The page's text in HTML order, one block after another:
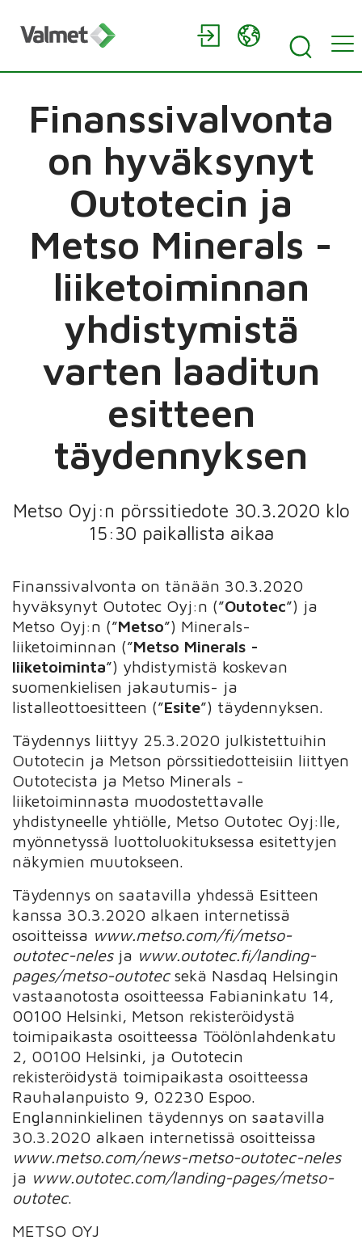
Finanssivalvonta
on hyväksynyt
Outotecin ja
Metso Minerals -
liiketoiminnan
yhdistymistä
varten laaditun
esitteen
täydennyksen
Metso Oyj:n pörssitiedote 30.3.2020 klo
15:30 paikallista aikaa
Finanssivalvonta on tänään 30.3.2020
hyväksynyt Outotec Oyj:n (”Outotec”) ja
Metso Oyj:n (”Metso”) Minerals-
liiketoiminnan (”Metso Minerals -
liiketoiminta”) yhdistymistä koskevan
suomenkielisen jakautumis- ja
listalleottoesitteen (”Esite”) täydennyksen.
Täydennys liittyy 25.3.2020 julkistettuihin
Outotecin ja Metson pörssitiedotteisiin liittyen
Outotecista ja Metso Minerals -
liiketoiminnasta muodostettavalle
yhdistyneelle yhtiölle, Metso Outotec Oyj:lle,
myönnetyssä luottoluokituksessa esitettyjen
näkymien muutokseen.
Täydennys on saatavilla yhdessä Esitteen
kanssa 30.3.2020 alkaen internetissä
osoitteissa www.metso.com/fi/metso-
outotec-nelesja www.outotec.fi/landing-
pages/metso-outotecsekä Nasdaq Helsingin
vastaanotosta osoitteessa Fabianinkatu 14,
00100 Helsinki, Metson rekisteröidystä
toimipaikasta osoitteessa Töölönlahdenkatu
2, 00100 Helsinki, ja Outotecin
rekisteröidystä toimipaikasta osoitteessa
Rauhalanpuisto 9, 02230 Espoo.
Englanninkielinen täydennys on saatavilla
30.3.2020 alkaen internetissä osoitteissa
www.metso.com/news-metso-outotec-neles
ja www.outotec.com/landing-pages/metso-
outotec.
METSO OYJ